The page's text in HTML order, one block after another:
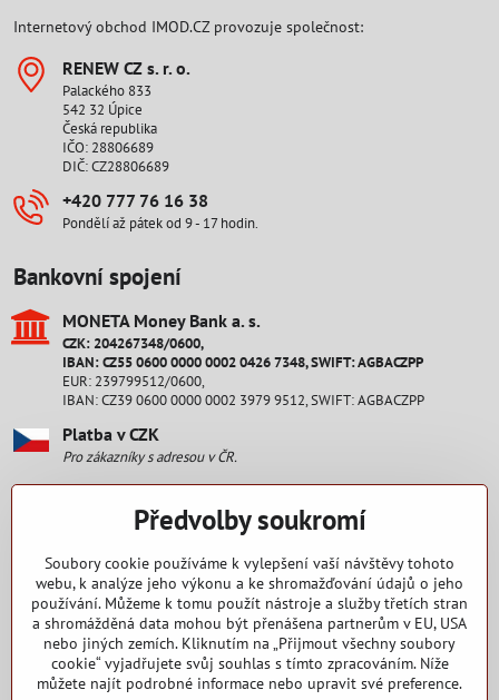
Internetový obchod IMOD.CZ provozuje společnost:
RENEW CZ s​. r​. o​.
Palackého 833
542 32 Úpice
Česká republika
IČO: 28806689
DIČ: CZ28806689
+420 777 76 16 38
Pondělí až pátek od 9 - 17 hodin.
Bankovní spojení
MONETA Money Bank a​. s​.
CZK: 204267348/0600,
IBAN: CZ55 0600 0000 0002 0426 7348, SWIFT: AGBACZPP
EUR: 239799512/0600,
IBAN: CZ39 0600 0000 0002 3979 9512, SWIFT: AGBACZPP
Platba v CZK
Pro zákazníky s adresou v ČR.
Platba v EUR
Pro zákazníky s adresou na Slovensku.
Staňte se fanouškem
Facebook
Nakupování
Předvolby soukromí
Soubory cookie používáme k vylepšení vaší návštěvy tohoto
webu, k analýze jeho výkonu a ke shromažďování údajů o jeho
používání. Můžeme k tomu použít nástroje a služby třetích stran
a shromážděná data mohou být přenášena partnerům v EU, USA
nebo jiných zemích. Kliknutím na „Přijmout všechny soubory
cookie“ vyjadřujete svůj souhlas s tímto zpracováním. Níže
můžete najít podrobné informace nebo upravit své preference.